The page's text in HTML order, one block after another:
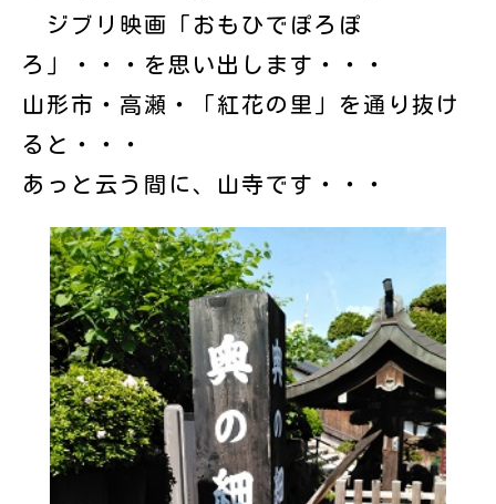
ジブリ映画「おもひでぽろぽ
ろ」・・・を思い出します・・・
山形市・高瀬・「紅花の里」を通り抜け
ると・・・
あっと云う間に、山寺です・・・